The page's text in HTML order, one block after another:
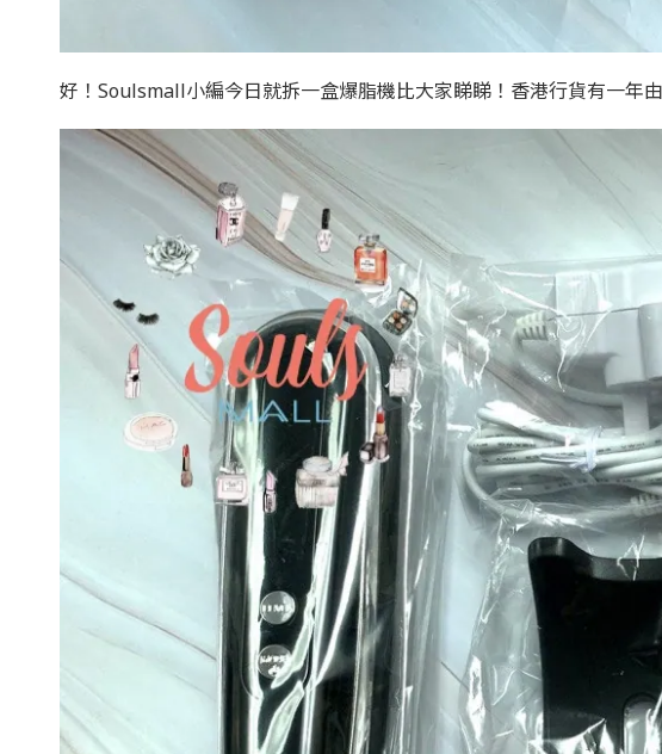
好！Soulsmall小編今日就拆一盒爆脂機比大家睇睇！香港行貨有一年